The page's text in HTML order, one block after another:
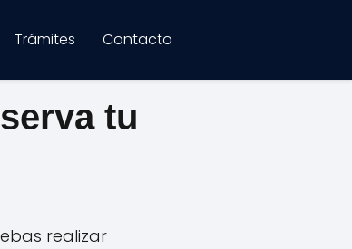
Trámites Contacto
tu
realizar